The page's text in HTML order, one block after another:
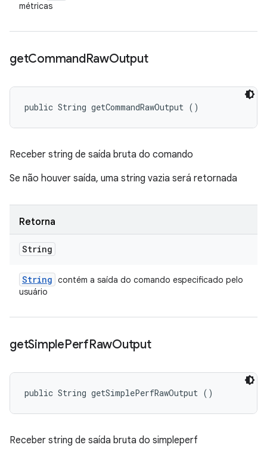
métricas
getCommandRawOutput
public String getCommandRawOutput ()
Receber string de saída bruta do comando
Se não houver saída, uma string vazia será retornada
Retorna
String
String contém a saída do comando especificado pelo
usuário
getSimplePerfRawOutput
public String getSimplePerfRawOutput ()
Receber string de saída bruta do simpleperf